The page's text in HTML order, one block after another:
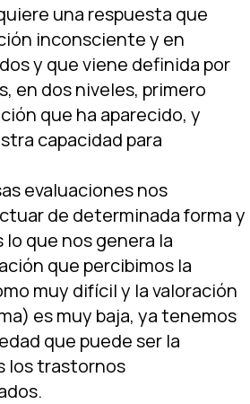
una respuesta que
inconsciente y en
y que viene definida por
en dos niveles, primero
que ha aparecido, y
capacidad para
evaluaciones nos
de determinada forma y
lo que nos genera la
que percibimos la
muy difícil y la valoración
es muy baja, ya tenemos
que puede ser la
los trastornos